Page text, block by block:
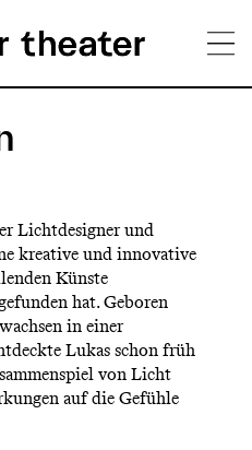
Lichtdesigner und
kreative und innovative
Künste
hat. Geboren
in einer
Lukas schon früh
von Licht
auf die Gefühle